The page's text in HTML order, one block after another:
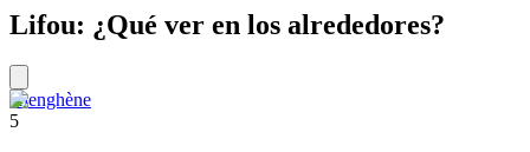
Lifou: ¿Qué ver en los alrededores?
Hienghène
5